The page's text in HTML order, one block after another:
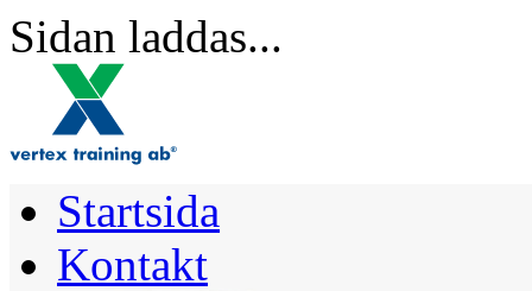
Sidan laddas...
Startsida
Kontakt